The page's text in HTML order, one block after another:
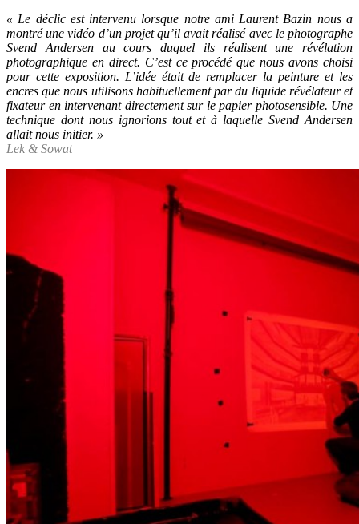
« Le déclic est intervenu lorsque notre ami Laurent Bazin nous a
montré une vidéo d’un projet qu’il avait réalisé avec le photographe
Svend Andersen au cours duquel ils réalisent une révélation
photographique en direct. C’est ce procédé que nous avons choisi
pour cette exposition. L’idée était de remplacer la peinture et les
encres que nous utilisons habituellement par du liquide révélateur et
fixateur en intervenant directement sur le papier photosensible. Une
technique dont nous ignorions tout et à laquelle Svend Andersen
allait nous initier. »
Lek & Sowat